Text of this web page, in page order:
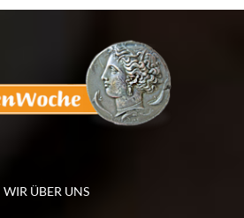
WIR ÜBER UNS